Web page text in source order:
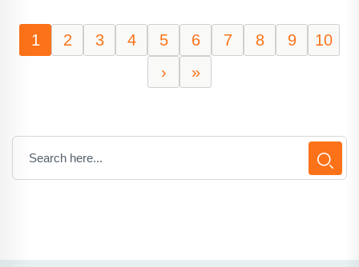
1 2 3 4 5 6 7 8 9
10
›
»